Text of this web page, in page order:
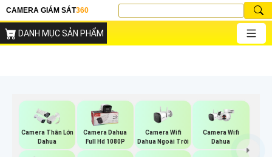
CAMERA GIÁM SÁT360
DANH MỤC SẢN PHẨM
Camera Thân Lớn
Dahua
Camera Dahua
Full Hd 1080P
Camera Wifi
Dahua Ngoài Trời
Camera Wifi
Dahua